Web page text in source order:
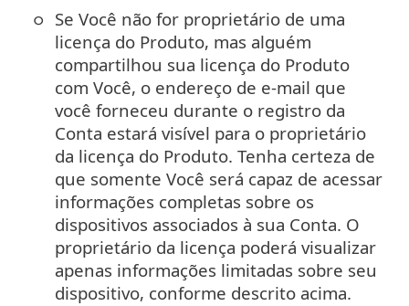
Se Você não for proprietário de uma
licença do Produto, mas alguém
compartilhou sua licença do Produto
com Você, o endereço de e-mail que
você forneceu durante o registro da
Conta estará visível para o proprietário
da licença do Produto. Tenha certeza de
que somente Você será capaz de acessar
informações completas sobre os
dispositivos associados à sua Conta. O
proprietário da licença poderá visualizar
apenas informações limitadas sobre seu
dispositivo, conforme descrito acima.